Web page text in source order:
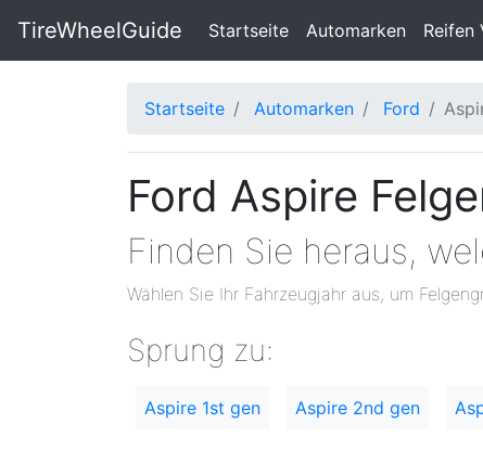
TireWheelGuide Startseite(current)
Automarken Reifen
Startseite Automarken Ford
Ford Aspire
Finden Sie heraus,
Wählen Sie Ihr Fahrzeugjahr aus, um
Sprung zu:
Aspire 1st gen Aspire 2nd gen